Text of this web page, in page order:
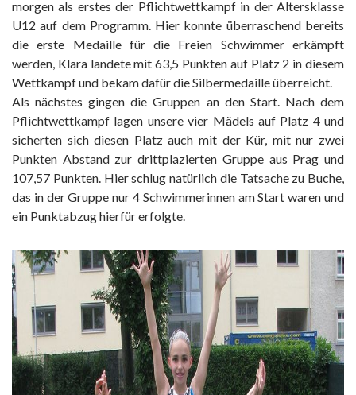
morgen als erstes der Pflichtwettkampf in der Altersklasse
U12 auf dem Programm. Hier konnte überraschend bereits
die erste Medaille für die Freien Schwimmer erkämpft
werden, Klara landete mit 63,5 Punkten auf Platz 2 in diesem
Wettkampf und bekam dafür die Silbermedaille überreicht.
Als nächstes gingen die Gruppen an den Start. Nach dem
Pflichtwettkampf lagen unsere vier Mädels auf Platz 4 und
sicherten sich diesen Platz auch mit der Kür, mit nur zwei
Punkten Abstand zur drittplazierten Gruppe aus Prag und
107,57 Punkten. Hier schlug natürlich die Tatsache zu Buche,
das in der Gruppe nur 4 Schwimmerinnen am Start waren und
ein Punktabzug hierfür erfolgte.